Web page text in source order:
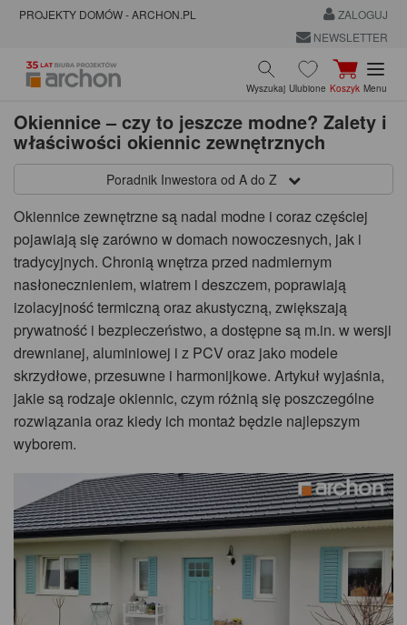
PROJEKTY DOMÓW - ARCHON.PL
ZALOGUJ
NEWSLETTER
Wyszukaj Ulubione Koszyk Menu
Okiennice – czy to jeszcze modne? Zalety i
właściwości okiennic zewnętrznych
Poradnik Inwestora od A do Z
Okiennice zewnętrzne są nadal modne i coraz częściej
pojawiają się zarówno w domach nowoczesnych, jak i
tradycyjnych. Chronią wnętrza przed nadmiernym
nasłonecznieniem, wiatrem i deszczem, poprawiają
izolacyjność termiczną oraz akustyczną, zwiększają
prywatność i bezpieczeństwo, a dostępne są m.in. w wersji
drewnianej, aluminiowej i z PCV oraz jako modele
skrzydłowe, przesuwne i harmonijkowe. Artykuł wyjaśnia,
jakie są rodzaje okiennic, czym różnią się poszczególne
rozwiązania oraz kiedy ich montaż będzie najlepszym
wyborem.